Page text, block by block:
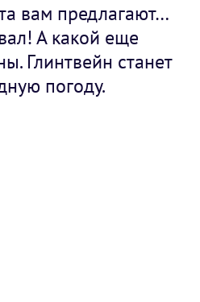
вам предлагают…
А какой еще
Глинтвейн станет
погоду.